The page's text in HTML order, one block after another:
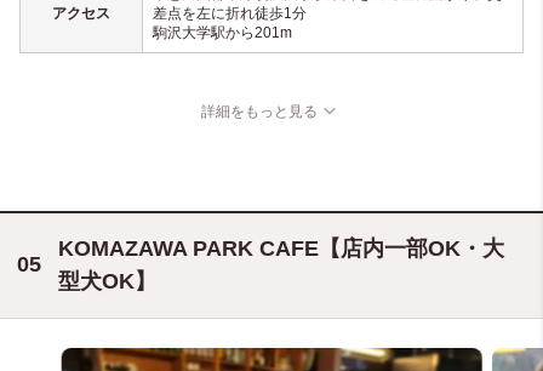
アクセス
差点を左に折れ徒歩1分
駒沢大学駅から201m
詳細をもっと見る
KOMAZAWA PARK CAFE【店内一部OK・大
型犬OK】